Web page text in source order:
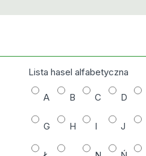
Lista hasel alfabetyczna
A B C D
G H I J